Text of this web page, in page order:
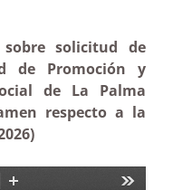
solicitud de
de Promoción y
de La Palma
respecto a la